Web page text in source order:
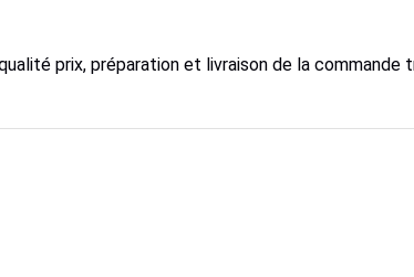
prix, préparation et livraison de la commande